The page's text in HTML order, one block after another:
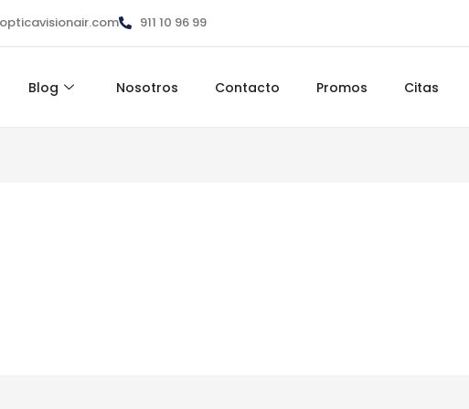
911 10 96 99
Blog Nosotros Contacto Promos Citas